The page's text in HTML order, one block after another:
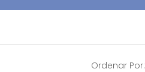
Ordenar Por: